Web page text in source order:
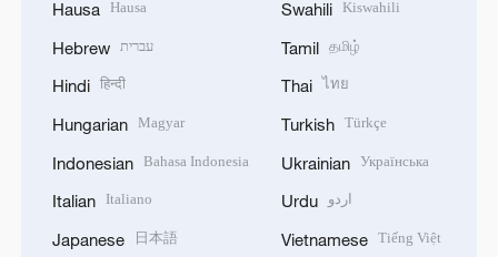
Hausa Hausa
Hebrew עברית
Hindi हिन्दी
Hungarian Magyar
Indonesian Bahasa Indonesia
Italian Italiano
Japanese 日本語
Swahili Kiswahili
Tamil தமிழ்
Thai ไทย
Turkish Türkçe
Ukrainian Українська
Urdu اردو
Vietnamese Tiếng Việt